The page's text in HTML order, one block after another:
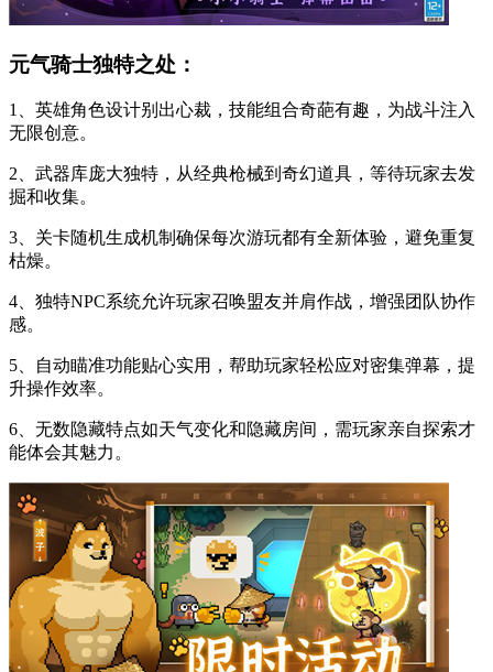
元气骑士独特之处：
1、英雄角色设计别出心裁，技能组合奇葩有趣，为战斗注入
无限创意。
2、武器库庞大独特，从经典枪械到奇幻道具，等待玩家去发
掘和收集。
3、关卡随机生成机制确保每次游玩都有全新体验，避免重复
枯燥。
4、独特NPC系统允许玩家召唤盟友并肩作战，增强团队协作
感。
5、自动瞄准功能贴心实用，帮助玩家轻松应对密集弹幕，提
升操作效率。
6、无数隐藏特点如天气变化和隐藏房间，需玩家亲自探索才
能体会其魅力。